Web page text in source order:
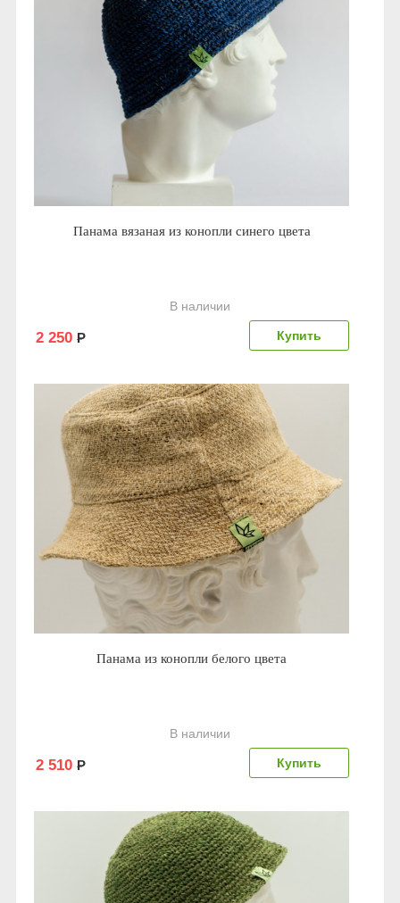
Панама вязаная из конопли синего цвета
В наличии
2 250 Р
Панама из конопли белого цвета
В наличии
2 510 Р